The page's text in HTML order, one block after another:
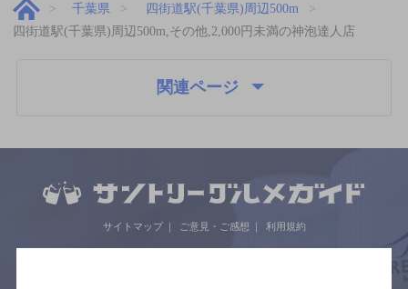
千葉県
四街道駅(千葉県)周辺500m
四街道駅(千葉県)周辺500m,その他,2,000円未満の神泡達人店
関連ページ
サイトマップ ご意見・ご感想 利用規約